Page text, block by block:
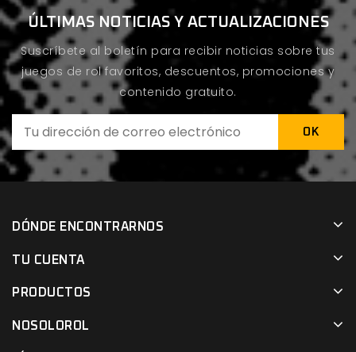
ÚLTIMAS NOTICIAS Y ACTUALIZACIONES
Suscríbete al boletín para recibir noticias sobre tus
juegos de rol favoritos, descuentos, promociones y
contenido gratuito.
DÓNDE ENCONTRARNOS
TU CUENTA
PRODUCTOS
NOSOLOROL